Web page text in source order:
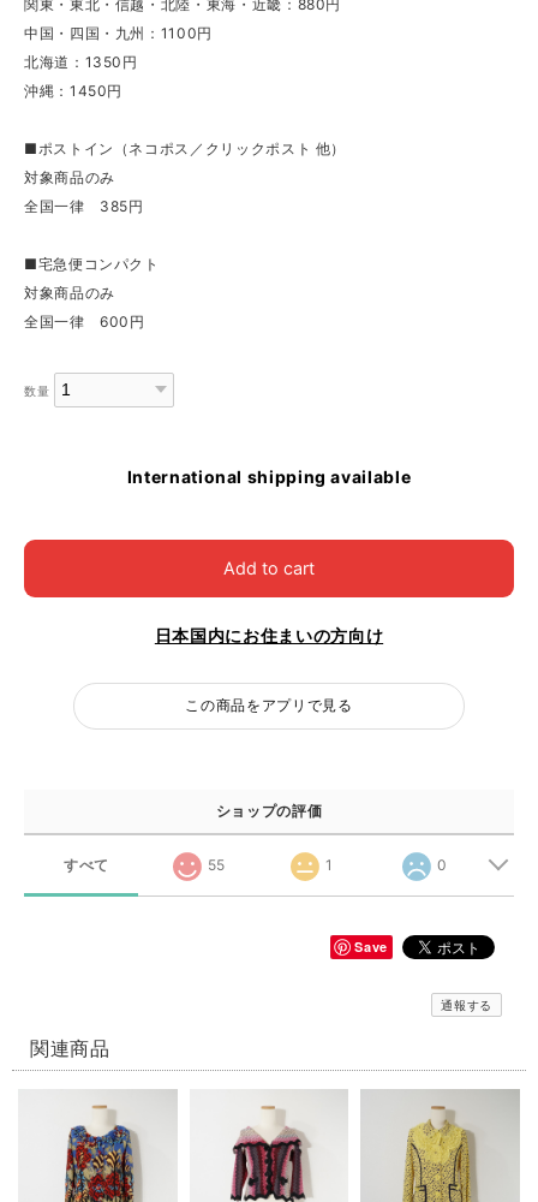
関東・東北・信越・北陸・東海・近畿：880円
中国・四国・九州：1100円
北海道：1350円
沖縄：1450円
■ポストイン（ネコポス／クリックポスト 他）
対象商品のみ
全国一律 385円
■宅急便コンパクト
対象商品のみ
全国一律 600円
数量
International shipping available
Add to cart
日本国内にお住まいの方向け
この商品をアプリで見る
ショップの評価
すべて 55 1 0
Save
通報する
関連商品